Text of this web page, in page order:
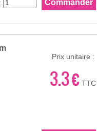
Prix unitaire :
3.3 € TTC